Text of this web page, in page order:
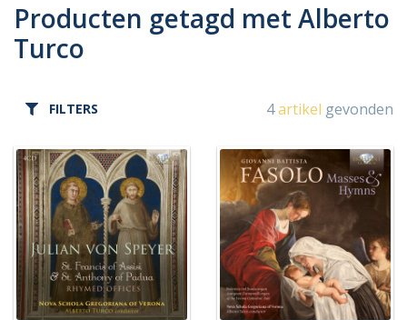
Producten getagd met Alberto
Turco
FILTERS 4artikel gevonden